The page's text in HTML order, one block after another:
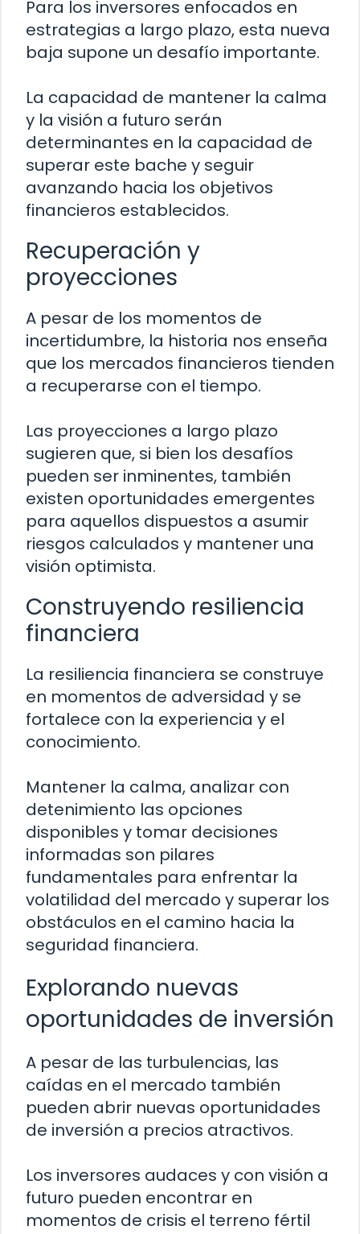
Para los inversores enfocados en
estrategias a largo plazo, esta nueva
baja supone un desafío importante.
La capacidad de mantener la calma
y la visión a futuro serán
determinantes en la capacidad de
superar este bache y seguir
avanzando hacia los objetivos
financieros establecidos.
Recuperación y
proyecciones
A pesar de los momentos de
incertidumbre, la historia nos enseña
que los mercados financieros tienden
a recuperarse con el tiempo.
Las proyecciones a largo plazo
sugieren que, si bien los desafíos
pueden ser inminentes, también
existen oportunidades emergentes
para aquellos dispuestos a asumir
riesgos calculados y mantener una
visión optimista.
Construyendo resiliencia
financiera
La resiliencia financiera se construye
en momentos de adversidad y se
fortalece con la experiencia y el
conocimiento.
Mantener la calma, analizar con
detenimiento las opciones
disponibles y tomar decisiones
informadas son pilares
fundamentales para enfrentar la
volatilidad del mercado y superar los
obstáculos en el camino hacia la
seguridad financiera.
Explorando nuevas
oportunidades de inversión
A pesar de las turbulencias, las
caídas en el mercado también
pueden abrir nuevas oportunidades
de inversión a precios atractivos.
Los inversores audaces y con visión a
futuro pueden encontrar en
momentos de crisis el terreno fértil